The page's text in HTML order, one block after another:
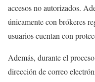
accesos no autorizados.
únicamente con brókeres
usuarios cuentan con
Además, durante el
dirección de correo